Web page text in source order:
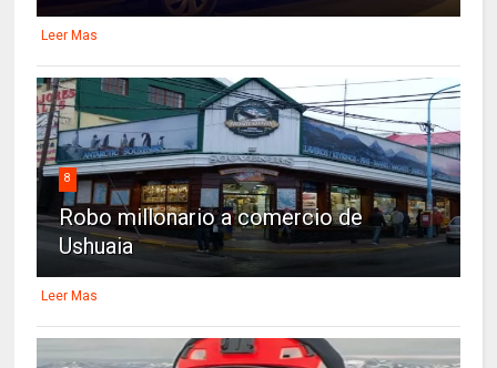
Leer Mas
8
Robo millonario a comercio de
Ushuaia
Leer Mas